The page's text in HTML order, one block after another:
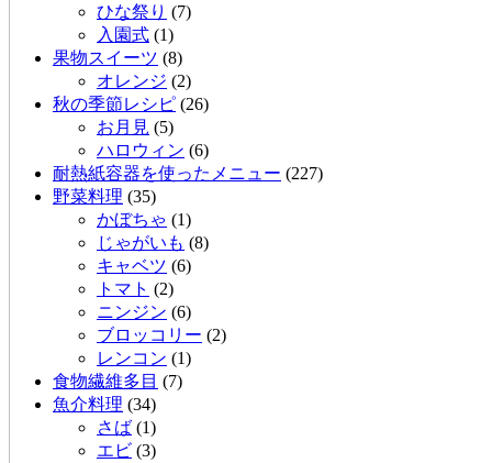
ひな祭り (7)
入園式 (1)
果物スイーツ (8)
オレンジ (2)
秋の季節レシピ (26)
お月見 (5)
ハロウィン (6)
耐熱紙容器を使ったメニュー (227)
野菜料理 (35)
かぼちゃ (1)
じゃがいも (8)
キャベツ (6)
トマト (2)
ニンジン (6)
ブロッコリー (2)
レンコン (1)
食物繊維多目 (7)
魚介料理 (34)
さば (1)
エビ (3)